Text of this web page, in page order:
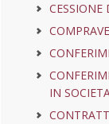
CESSIONE
IN